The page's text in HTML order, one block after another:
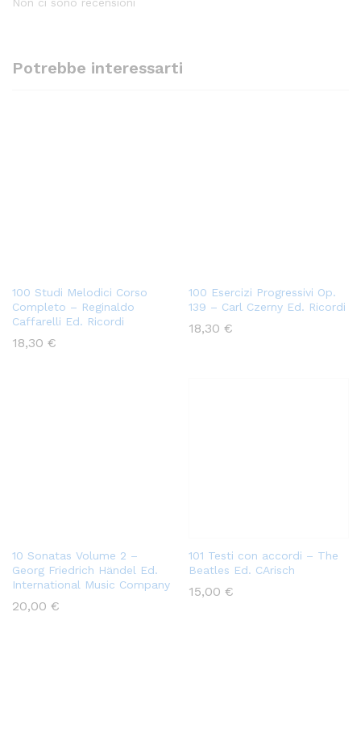
Potrebbe interessarti
100 Studi Melodici Corso
Completo – Reginaldo
Caffarelli Ed. Ricordi
18,30 €
100 Esercizi Progressivi Op.
139 – Carl Czerny Ed. Ricordi
18,30 €
10 Sonatas Volume 2 –
Georg Friedrich Händel Ed.
International Music Company
20,00 €
101 Testi con accordi – The
Beatles Ed. CArisch
15,00 €